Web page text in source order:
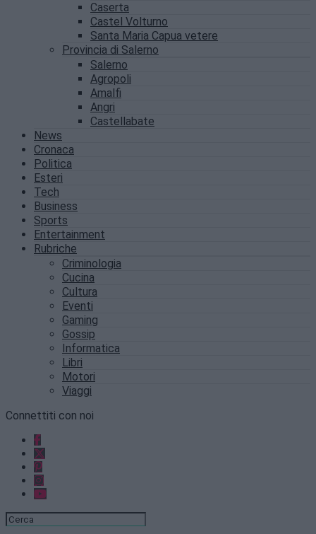
Caserta
Castel Volturno
Santa Maria Capua vetere
Provincia di Salerno
Salerno
Agropoli
Amalfi
Angri
Castellabate
News
Cronaca
Politica
Esteri
Tech
Business
Sports
Entertainment
Rubriche
Criminologia
Cucina
Cultura
Eventi
Gaming
Gossip
Informatica
Libri
Motori
Viaggi
Connettiti con noi